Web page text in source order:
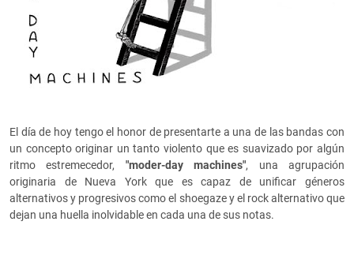
El día de hoy tengo el honor de presentarte a una de las bandas con
un concepto originar un tanto violento que es suavizado por algún
ritmo estremecedor, "moder-day machines", una agrupación
originaria de Nueva York que es capaz de unificar géneros
alternativos y progresivos como el shoegaze y el rock alternativo que
dejan una huella inolvidable en cada una de sus notas.